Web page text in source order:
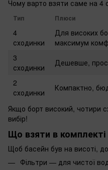
Чому варто взяти саме на 4
Тип Плюси
4
сходинки
Для високих
максимум
3
сходинки
Дешевше,
2
сходинки
Компактно,
Якщо борт високий, чотири
вибір!
Що взяти в комплекті
Щоб басейн був на висоті,
Фільтри — для чистої